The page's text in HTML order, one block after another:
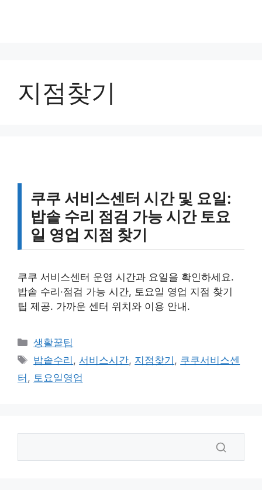
지점찾기
쿠쿠 서비스센터 시간 및 요일:
밥솥 수리 점검 가능 시간 토요
일 영업 지점 찾기
쿠쿠 서비스센터 운영 시간과 요일을 확인하세요.
밥솥 수리·점검 가능 시간, 토요일 영업 지점 찾기
팁 제공. 가까운 센터 위치와 이용 안내.
카
테
리
생활꿀팁
태
그
밥솥수리 , 서비스시간, 지점찾기 , 쿠쿠서비스센
터 , 토요일영업